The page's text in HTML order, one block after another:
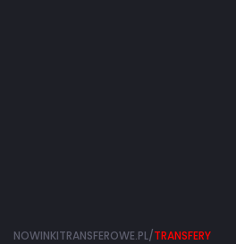
NOWINKITRANSFEROWE.PL/TRANSFERY